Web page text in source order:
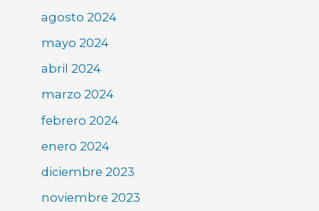
agosto 2024
mayo 2024
abril 2024
marzo 2024
febrero 2024
enero 2024
diciembre 2023
noviembre 2023